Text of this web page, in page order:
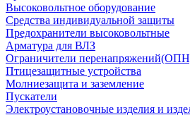
Высоковольтное оборудование
Средства индивидуальной защиты
Предохранители высоковольтные
Арматура для ВЛЗ
Ограничители
Птицезащитные устройства
Молниезащита и заземление
Пускатели
Электроустановочные изделия и